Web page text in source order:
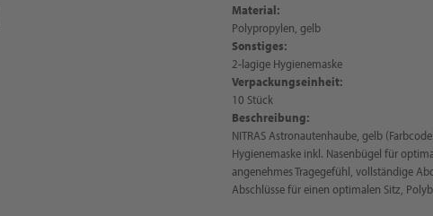
Material:
Polypropylen, gelb
Sonstiges:
2-lagige Hygienemaske
Verpackungseinheit:
10 Stück
Beschreibung:
NITRAS Astronautenhaube, gelb
Hygienemaske inkl. Nasenbügel für
angenehmes Tragegefühl, vollständige
Abschlüsse für einen optimalen Sitz,